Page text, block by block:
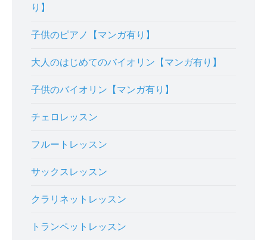
り】
子供のピアノ【マンガ有り】
大人のはじめてのバイオリン【マンガ有り】
子供のバイオリン【マンガ有り】
チェロレッスン
フルートレッスン
サックスレッスン
クラリネットレッスン
トランペットレッスン